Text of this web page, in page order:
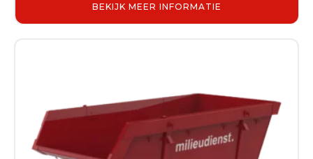
BEKIJK MEER INFORMATIE